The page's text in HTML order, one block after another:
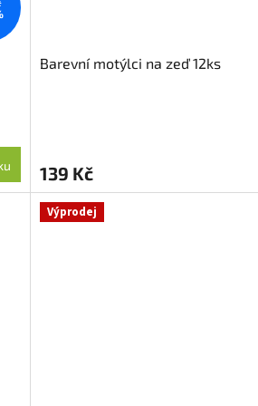
Barevní motýlci na zeď 12ks
139 Kč
Výprodej